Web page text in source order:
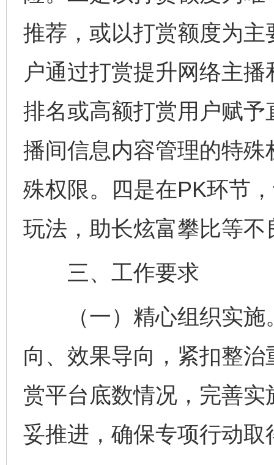
推荐，或以打赏额度为
户通过打赏提升网络主
排名或高额打赏用户赋予
播间信息内容管理的特
殊权限。四是在PK环节
玩法，助长炫富攀比等不
三、工作要求
（一）精心组织实施
向、效果导向，紧扣整
赏平台底数情况，完善
妥推进，确保专项行动取